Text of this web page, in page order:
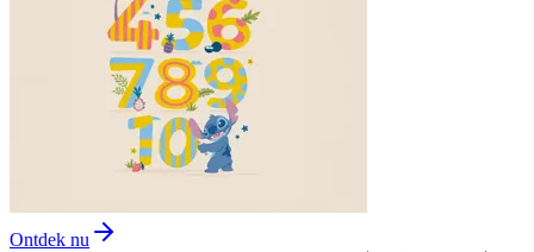
Ontdek nu